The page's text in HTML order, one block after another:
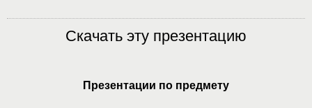
Скачать эту презентацию
Презентации по предмету